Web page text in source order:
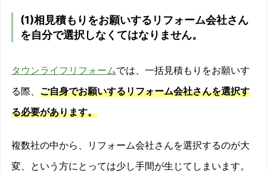
(1)相見積もりをお願いするリフォーム会社さん
を自分で選択しなくてはなりません。
タウンライフリフォームでは、一括見積もりをお願いす
る際、 ご自身でお願いするリフォーム会社さんを選択す
る必要があります。
複数社の中から、リフォーム会社さんを選択するのが大
変、という方にとっては少し手間が生じてしまいます。